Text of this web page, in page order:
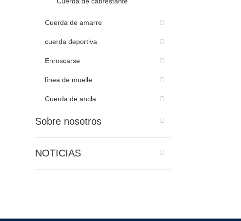
Cuerda de amarre
cuerda deportiva
Enroscarse
línea de muelle
Cuerda de ancla
Sobre nosotros
NOTICIAS